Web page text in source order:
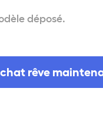
déposé.
rêve